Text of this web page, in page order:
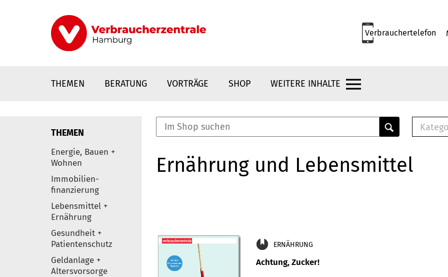
Verbrauchertelefon
THEMEN BERATUNG VORTRÄGE SHOP WEITERE INHALTE
Elemente
THEMEN
Energie, Bauen +
Wohnen
Immobilien-
finanzierung
Lebensmittel +
Ernährung
Gesundheit +
Patientenschutz
Geldanlage +
Altersvorsorge
Ernährung und Lebensmittel
ERNÄHRUNG
Achtung, Zucker!